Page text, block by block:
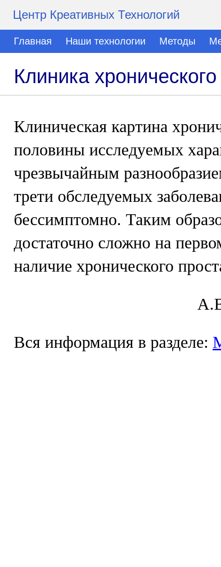
Центр Креативных Технологий
Главная Наши технологии Методы
Клиника
Клиническая картина
половины исследуемых
чрезвычайным
трети обследуемых
бессимптомно. Таким
достаточно сложно на
наличие хронического
Вся информация в разделе: